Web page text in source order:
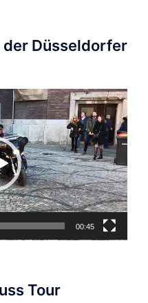
der Düsseldorfer
00:45
Tour